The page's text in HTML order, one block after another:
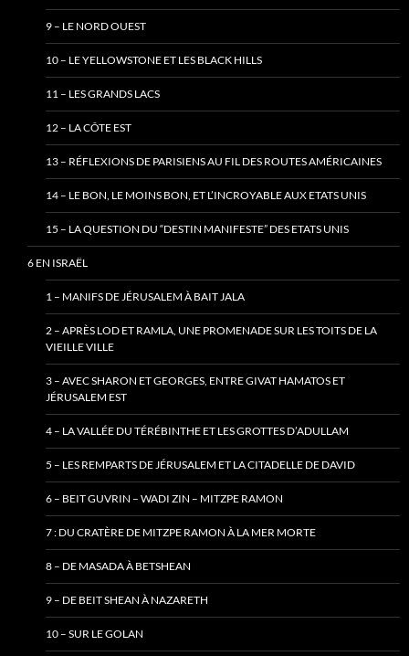
9 – LE NORD OUEST
10 – LE YELLOWSTONE ET LES BLACK HILLS
11 – LES GRANDS LACS
12 – LA CÔTE EST
13 – RÉFLEXIONS DE PARISIENS AU FIL DES ROUTES AMÉRICAINES
14 – LE BON, LE MOINS BON, ET L’INCROYABLE AUX ETATS UNIS
15 – LA QUESTION DU “DESTIN MANIFESTE” DES ETATS UNIS
6 EN ISRAËL
1 – MANIFS DE JÉRUSALEM À BAIT JALA
2 – APRÈS LOD ET RAMLA, UNE PROMENADE SUR LES TOITS DE LA
VIEILLE VILLE
3 – AVEC SHARON ET GEORGES, ENTRE GIVAT HAMATOS ET
JÉRUSALEM EST
4 – LA VALLÉE DU TÉRÉBINTHE ET LES GROTTES D’ADULLAM
5 – LES REMPARTS DE JÉRUSALEM ET LA CITADELLE DE DAVID
6 – BEIT GUVRIN – WADI ZIN – MITZPE RAMON
7 : DU CRATÈRE DE MITZPE RAMON À LA MER MORTE
8 – DE MASADA À BETSHEAN
9 – DE BEIT SHEAN À NAZARETH
10 – SUR LE GOLAN